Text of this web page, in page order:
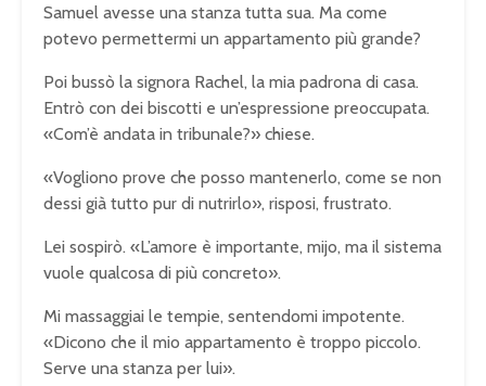
Samuel avesse una stanza tutta sua. Ma come
potevo permettermi un appartamento più grande?
Poi bussò la signora Rachel, la mia padrona di casa.
Entrò con dei biscotti e un’espressione preoccupata.
«Com’è andata in tribunale?» chiese.
«Vogliono prove che posso mantenerlo, come se non
dessi già tutto pur di nutrirlo», risposi, frustrato.
Lei sospirò. «L’amore è importante, mijo, ma il sistema
vuole qualcosa di più concreto».
Mi massaggiai le tempie, sentendomi impotente.
«Dicono che il mio appartamento è troppo piccolo.
Serve una stanza per lui».